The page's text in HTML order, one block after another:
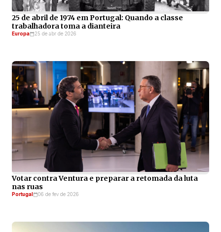
25 de abril de 1974 em Portugal: Quando a classe
trabalhadora toma a dianteira
Europa 25 de abr de 2026
Votar contra Ventura e preparar a retomada da luta
nas ruas
Portugal 06 de fev de 2026